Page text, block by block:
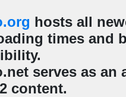
hosts all
times and
serves as an
content.